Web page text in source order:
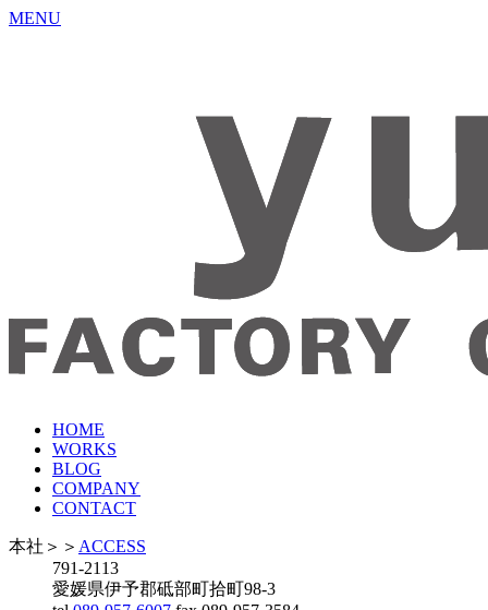
MENU
HOME
WORKS
BLOG
COMPANY
CONTACT
本社 ＞＞ ACCESS
791-2113
愛媛県伊予郡砥部町拾町98-3